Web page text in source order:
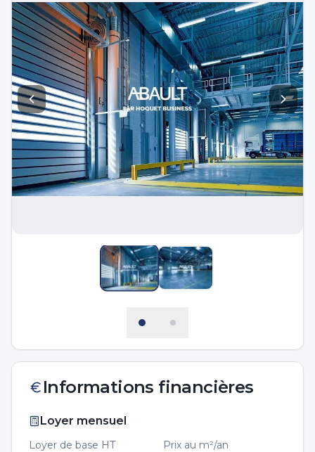
Informations financières
Loyer mensuel
Loyer de base HT Prix au m²/an